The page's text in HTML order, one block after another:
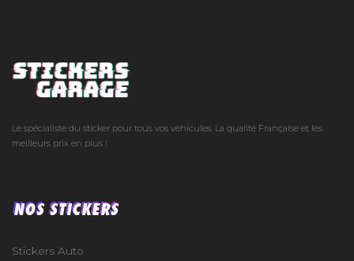
Le spécialiste du sticker pour tous vos véhicules. La qualité Française et les
meilleurs prix en plus !
NOS STICKERS
Stickers Auto